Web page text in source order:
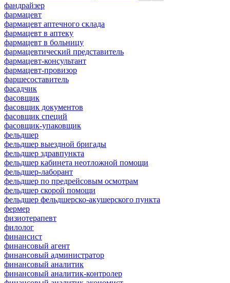
фандрайзер
фармацевт
фармацевт аптечного склада
фармацевт в аптеку
фармацевт в больницу
фармацевтический представитель
фармацевт-консультант
фармацевт-провизор
фаршесоставитель
фасадчик
фасовщик
фасовщик документов
фасовщик специй
фасовщик-упаковщик
фельдшер
фельдшер выездной бригады
фельдшер здравпункта
фельдшер кабинета неотложной помощи
фельдшер-лаборант
фельдшер по предрейсовым осмотрам
фельдшер скорой помощи
фельдшер фельдшерско-акушерского пункта
фермер
физиотерапевт
филолог
финансист
финансовый агент
финансовый администратор
финансовый аналитик
финансовый аналитик-контролер